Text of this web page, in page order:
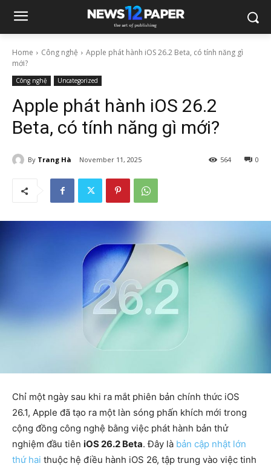
Home Công nghệ
Apple phát hành iOS 26.2 Beta, có tính năng gì
mới?
Công nghệ Uncategorized
Apple phát hành iOS 26.2
Beta, có tính năng gì mới?
By Trang Hà November 11, 2025 0
564
Chỉ một ngày sau khi ra mắt phiên bản chính thức iOS
26.1, Apple đã tạo ra một làn sóng phấn khích mới trong
cộng đồng công nghệ bằng việc phát hành bản thử
nghiệm đầu tiên iOS 26.2 Beta. Đây là bản cập nhật lớn
thứ hai thuộc hệ điều hành iOS 26, tập trung vào việc tinh